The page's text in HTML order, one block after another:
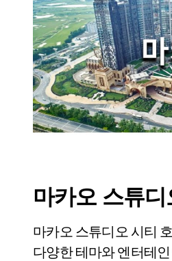
마카오 스튜
마카오 스튜디오 시티
다양한 테마와 엔터테